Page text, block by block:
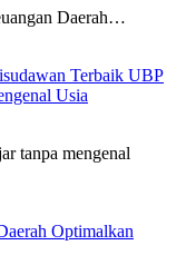
Daerah…
Terbaik UBP
Usia
tanpa mengenal
Optimalkan